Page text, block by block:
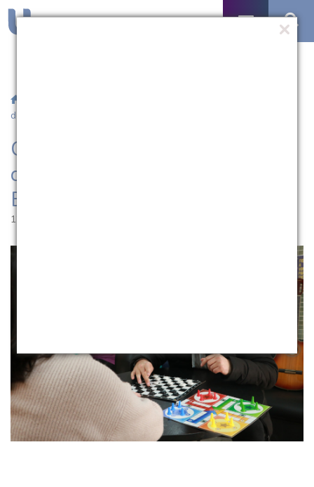
do Estudante na UCPel
Celebração, integração e
diversão marcam o Dia do
Estudante na UCPel
12.08.2025 | 10:52